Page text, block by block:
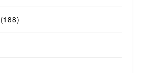
(188)